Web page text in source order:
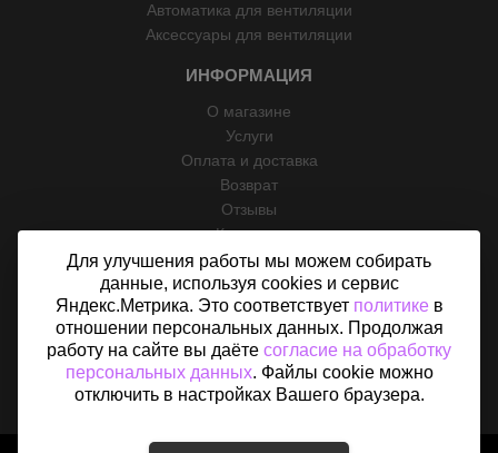
Автоматика для вентиляции
Аксессуары для вентиляции
ИНФОРМАЦИЯ
О магазине
Услуги
Оплата и доставка
Возврат
Отзывы
Контакты
Политика конфиденциальности
Согласие на обработку персональных данных
Карта сайта
Для улучшения работы мы можем собирать
данные, используя cookies и сервис
Яндекс.Метрика. Это соответствует политикев
отношении персональных данных. Продолжая
работу на сайте вы даёте согласие на обработку
персональных данных. Файлы cookie можно
отключить в настройках Вашего браузера.